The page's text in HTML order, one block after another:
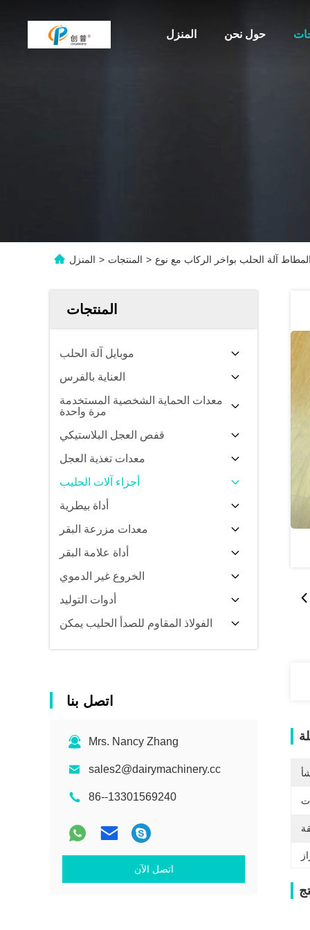
المنزل حول نحن
المنزل > المنتجات >
المنتجات
موبايل آلة الحلب
العناية بالفرس
معدات الحماية الشخصية المستخدمة
مرة واحدة
قفص العجل البلاستيكي
معدات تغذية العجل
أجزاء آلات الحليب
أداة بيطرية
معدات مزرعة البقر
أداة علامة البقر
الخروع غير الدموي
أدوات التوليد
الفولاذ المقاوم للصدأ الحليب يمكن
اتصل بنا
Mrs. Nancy Zhang
sales2@dairymachinery.cc
86--13301569240
اتصل الآن